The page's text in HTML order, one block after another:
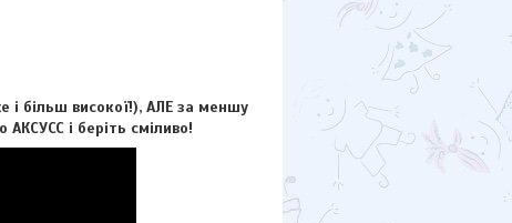
більш високої!), АЛЕ за меншу
і беріть сміливо!